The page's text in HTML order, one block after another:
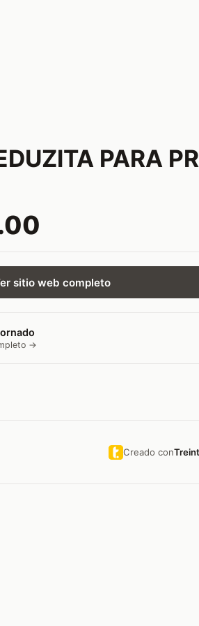
PARA
sitio web completo
→
Creado con